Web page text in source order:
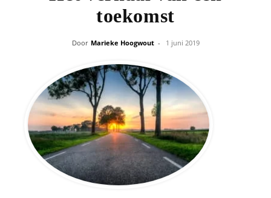
toekomst
Door Marieke Hoogwout - 1 juni 2019